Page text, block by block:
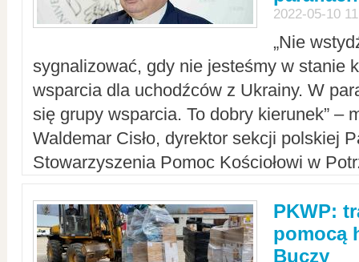
2022-05-10
„Nie
sygnalizować, gdy nie jesteśmy w stanie
wsparcia dla uchodźców z Ukrainy. W
się grupy wsparcia. To dobry kierunek” –
Waldemar Cisło, dyrektor sekcji polskiej
Stowarzyszenia Pomoc Kościołowi w
PKWP:
pomocą
Buczy